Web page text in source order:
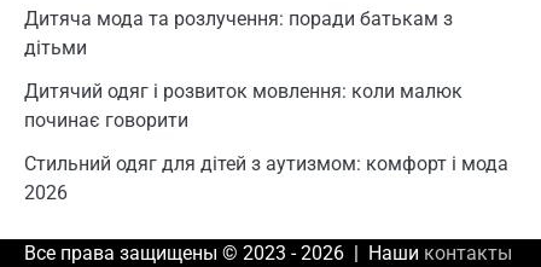
Дитяча мода та розлучення: поради батькам з
дітьми
Дитячий одяг і розвиток мовлення: коли малюк
починає говорити
Стильний одяг для дітей з аутизмом: комфорт і мода
2026
Все права защищены © 2023 - 2026 | Наши контакты